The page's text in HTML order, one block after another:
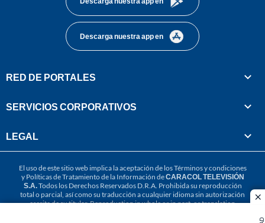
Descarga nuestra app en
RED DE PORTALES
SERVICIOS CORPORATIVOS
LEGAL
El uso de este sitio web implica la aceptación de losTérminos y condiciones
y Políticas de Tratamiento de la Información deCARACOL TELEVISIÓN
S.A.Todos los Derechos Reservados D.R.A. Prohibida su reproducción
total o parcial, así como su traducción a cualquier idioma sin autorización
escrita de su titular. Reproduction in whole or in part, or translation